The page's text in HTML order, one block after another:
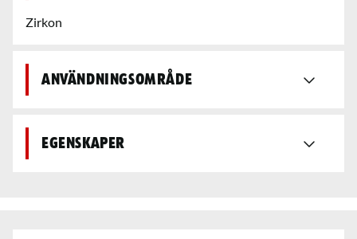
Zirkon
Användningsområde
Egenskaper